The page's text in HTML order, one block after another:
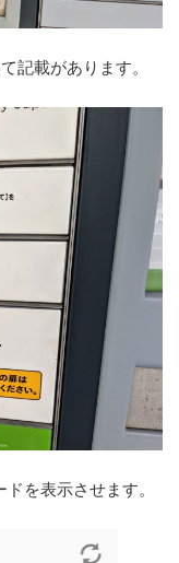
記載があります。
を表示させます。